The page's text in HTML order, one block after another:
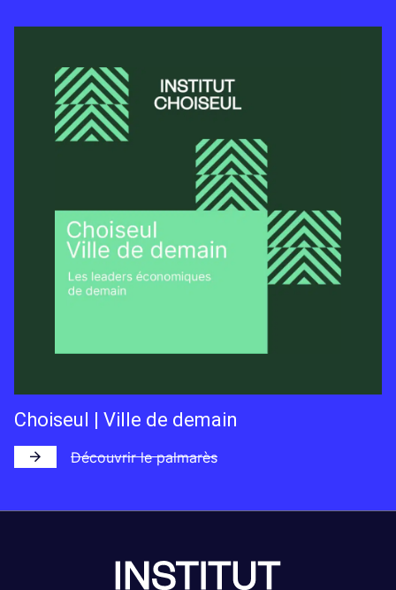
Choiseul | Ville de demain
Découvrir le palmarès